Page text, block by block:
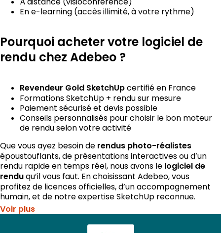
En e-learning (accès illimité, à votre rythme)
Pourquoi acheter votre logiciel de
rendu chez Adebeo ?
Revendeur Gold SketchUp certifié en France
Formations SketchUp + rendu sur mesure
Paiement sécurisé et devis possible
Conseils personnalisés pour choisir le bon moteur
de rendu selon votre activité
Que vous ayez besoin de rendus photo-réalistes
époustouflants, de présentations interactives ou d’un
rendu rapide en temps réel, nous avons le logiciel de
rendu qu’il vous faut. En choisissant Adebeo, vous
profitez de licences officielles, d’un accompagnement
humain, et de notre expertise SketchUp reconnue.
Voir plus